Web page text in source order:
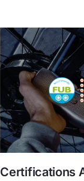
Certifications